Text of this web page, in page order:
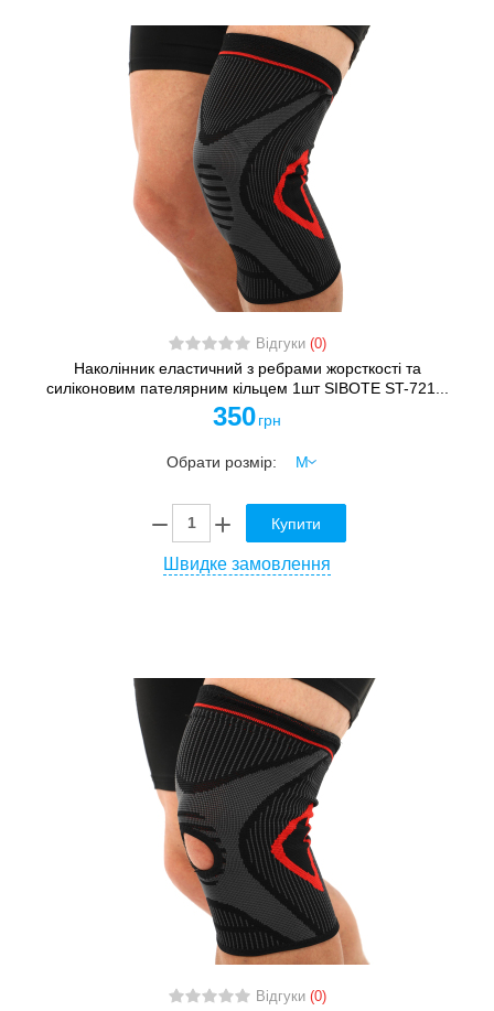
Відгуки (0)
Наколінник еластичний з ребрами жорсткості та
силіконовим пателярним кільцем 1шт SIBOTE ST-721...
350 грн
Обрати розмір:
Купити
Швидке замовлення
Відгуки (0)